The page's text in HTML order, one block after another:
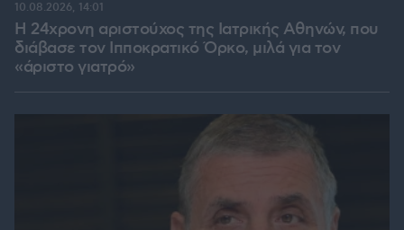
Η 24χρονη αριστούχος της Ιατρικής Αθηνών, που
διάβασε τον Ιπποκρατικό Όρκο, μιλά για τον
«άριστο γιατρό»
10.08.2026, 14:01